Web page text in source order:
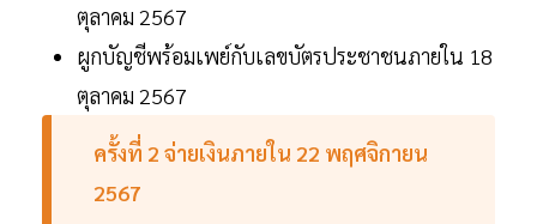
ตุลาคม 2567
ผูกบัญชีพร้อมเพย์กับเลขบัตรประชาชนภายใน 18
ตุลาคม 2567
ครั้งที่ 2 จ่ายเงินภายใน 22 พฤศจิกายน
2567